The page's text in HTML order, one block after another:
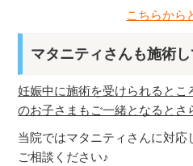
こちらから
マタニティさんも施術
妊娠中に施術を受けられると
のお子さまもご一緒となると
当院ではマタニティさんに対
ご相談ください♪